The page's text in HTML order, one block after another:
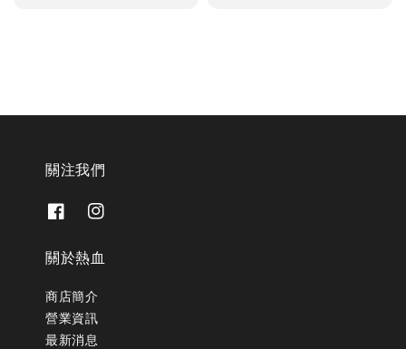
關注我們
關於熱血
商店簡介
營業資訊
最新消息